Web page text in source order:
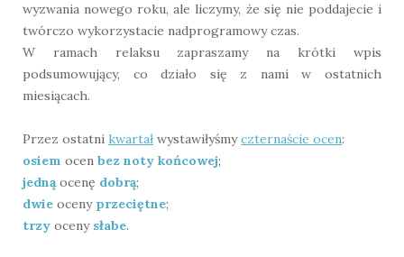
wyzwania nowego roku, ale liczymy, że się nie poddajecie i
twórczo wykorzystacie nadprogramowy czas.
W ramach relaksu zapraszamy na krótki wpis
podsumowujący, co działo się z nami w ostatnich
miesiącach.
Przez ostatni kwartałwystawiłyśmyczternaście ocen:
osiem ocen bez noty końcowej;
jedną ocenę dobrą;
dwie oceny przeciętne;
trzy oceny słabe.